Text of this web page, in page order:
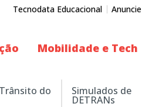
Tecnodata Educacional Anuncie
Mobilidade e Tech
do Simulados de
DETRANs